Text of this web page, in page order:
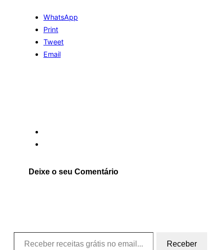
WhatsApp
Print
Tweet
Email
Deixe o seu Comentário
Receber receitas grátis no email….
Receber